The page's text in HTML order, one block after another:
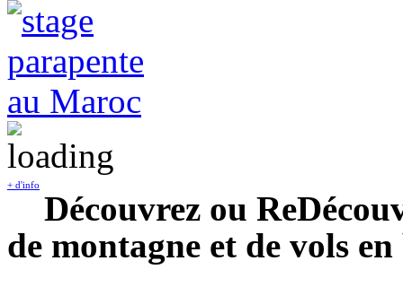
+ d'info
Découvrez ou
de montagne et de vols